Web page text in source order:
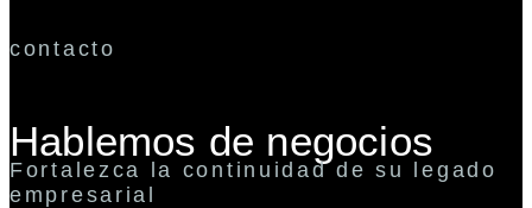
contacto
Hablemos de negocios
Fortalezca la continuidad de su legado
empresarial